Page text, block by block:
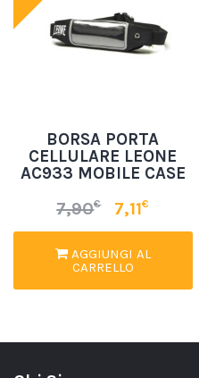
BORSA PORTA
CELLULARE LEONE
AC933 MOBILE CASE
7,90€ 7,11€
AGGIUNGI AL
CARRELLO